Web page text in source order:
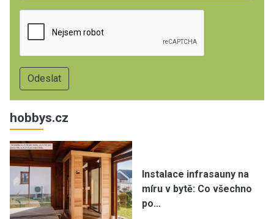
hobbys.cz
Instalace infrasauny na
míru v bytě: Co všechno
po…